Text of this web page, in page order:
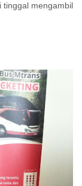
tinggal mengambil